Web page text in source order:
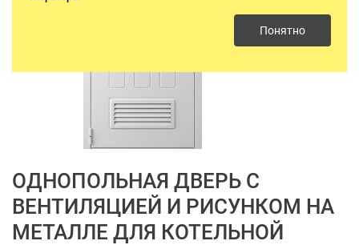
ОДНОПОЛЬНАЯ ДВЕРЬ С
ВЕНТИЛЯЦИЕЙ И РИСУНКОМ НА
МЕТАЛЛЕ ДЛЯ КОТЕЛЬНОЙ